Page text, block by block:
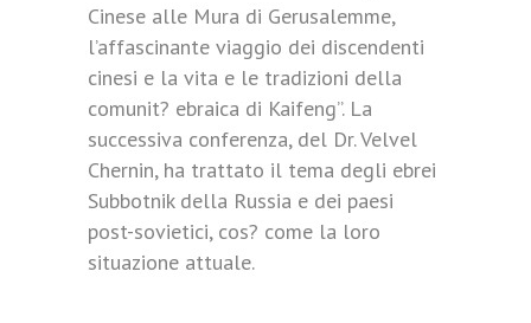
Cinese alle Mura di Gerusalemme,
l’affascinante viaggio dei discendenti
cinesi e la vita e le tradizioni della
comunit? ebraica di Kaifeng”. La
successiva conferenza, del Dr. Velvel
Chernin, ha trattato il tema degli ebrei
Subbotnik della Russia e dei paesi
post-sovietici, cos? come la loro
situazione attuale.